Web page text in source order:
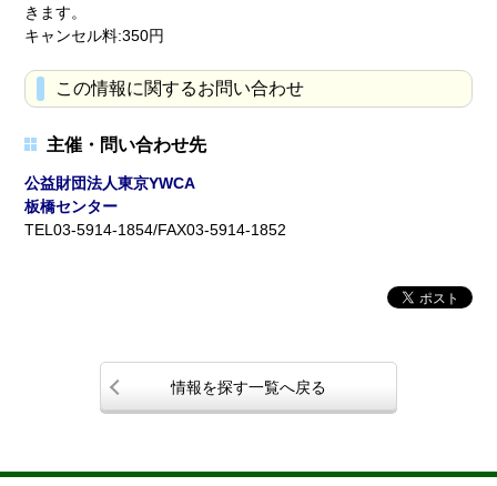
きます。
キャンセル料:350円
この情報に関するお問い合わせ
主催・問い合わせ先
公益財団法人東京YWCA
板橋センター
TEL03-5914-1854/FAX03-5914-1852
情報を探す一覧へ戻る